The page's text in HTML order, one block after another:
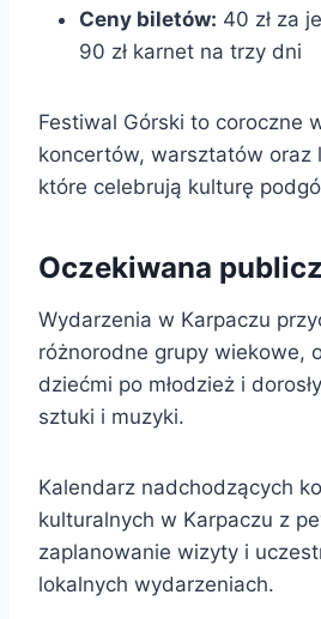
Ceny biletów: 40 zł za
90 zł karnet na trzy dni
Festiwal Górski to coroczne
koncertów, warsztatów oraz
które celebrują kulturę
Oczekiwana
Wydarzenia w Karpaczu
różnorodne grupy wiekowe,
dziećmi po młodzież i
sztuki i muzyki.
Kalendarz nadchodzących
kulturalnych w Karpaczu z
zaplanowanie wizyty i
lokalnych wydarzeniach.